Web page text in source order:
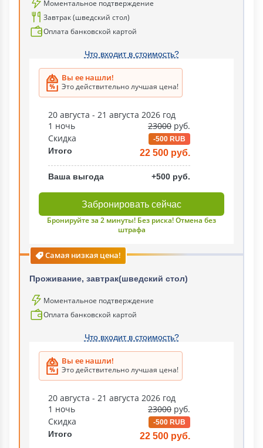
Моментальное подтверждение
Завтрак (шведский стол)
Оплата банковской картой
Что входит в стоимость?
Вы ее нашли!
Это действительно лучшая цена!
20 августа - 21 августа 2026 год
1 ночь
23000 руб.
Скидка
-500 RUB
Итого 22 500 руб.
Ваша выгода +500 руб.
Забронировать сейчас
Бронируйте за 2 минуты! Без риска! Отмена без
штрафа
Самая низкая цена!
Проживание, завтрак(шведский стол)
Моментальное подтверждение
Оплата банковской картой
Что входит в стоимость?
Вы ее нашли!
Это действительно лучшая цена!
20 августа - 21 августа 2026 год
1 ночь
23000 руб.
Скидка
-500 RUB
Итого 22 500 руб.